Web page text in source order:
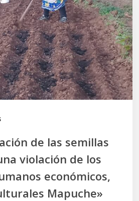
de las semillas
violación de los
económicos,
Mapuche»